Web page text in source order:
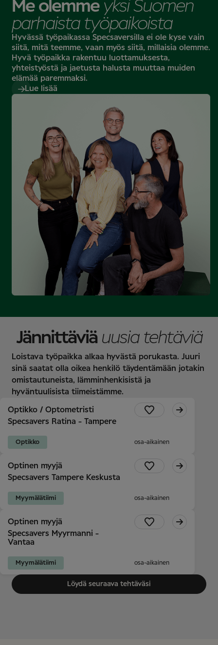
Tutustu mahdollisuuteen
Me olemme yksi Suomen
parhaista työpaikoista
Hyvässä työpaikassa Specsaversilla ei ole kyse vain
siitä, mitä teemme, vaan myös siitä, millaisia olemme.
Hyvä työpaikka rakentuu luottamuksesta,
yhteistyöstä ja jaetusta halusta muuttaa muiden
elämää paremmaksi.
Lue lisää
Jännittäviä uusia tehtäviä
Loistava työpaikka alkaa hyvästä porukasta. Juuri
sinä saatat olla oikea henkilö täydentämään jotakin
omistautuneista, lämminhenkisistä ja
hyväntuulisista tiimeistämme.
Optikko / Optometristi
Specsavers Ratina - Tampere
osa-aikainen
Optikko
Optinen myyjä
Specsavers Tampere Keskusta
osa-aikainen
Myymälätiimi
Optinen myyjä
Specsavers Myyrmanni -
Vantaa
osa-aikainen
Myymälätiimi
Löydä seuraava tehtäväsi